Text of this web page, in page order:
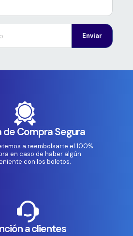
Enviar
de Compra Segura
a reembolsarte el 100%
en caso de haber algún
con los boletos.
a clientes